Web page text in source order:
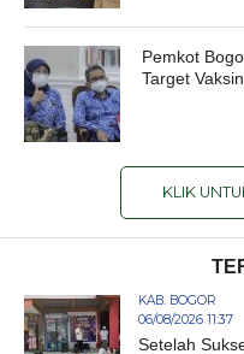
Pemkot
Target
KLIK
KAB. BOGOR
06/08/2026 11:37
Setelah